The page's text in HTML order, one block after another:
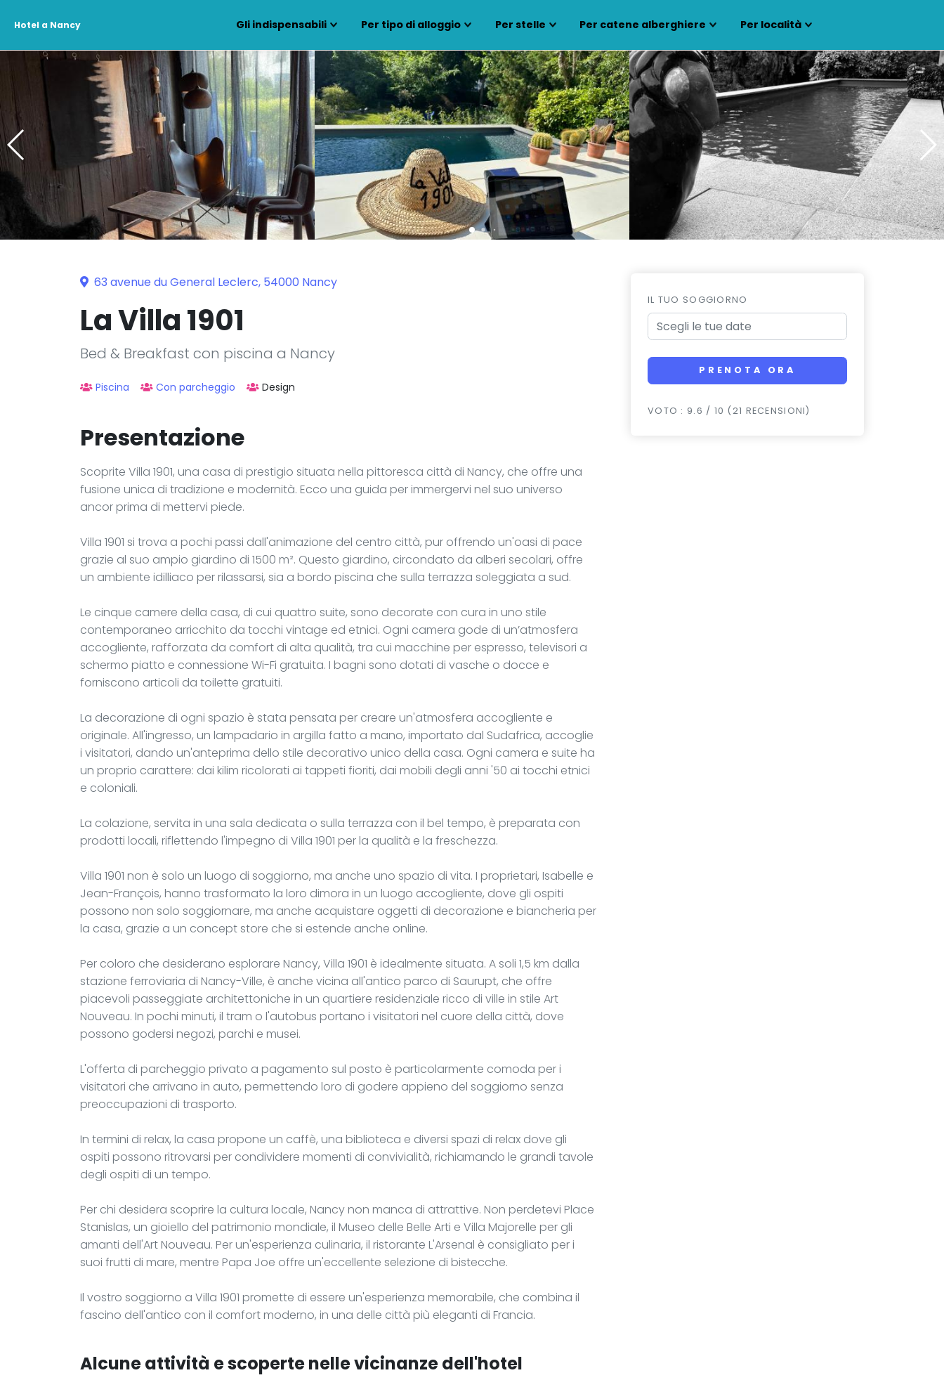
Hotel a Nancy Gli indispensabili Per tipo di alloggio Per stelle Per catene alberghiere Per località
63 avenue du General Leclerc, 54000 Nancy
La Villa 1901
Bed & Breakfast con piscina a Nancy
Piscina Con parcheggio Design
Presentazione
Scoprite Villa 1901, una casa di prestigio situata nella pittoresca città di Nancy, che offre una
fusione unica di tradizione e modernità. Ecco una guida per immergervi nel suo universo
ancor prima di mettervi piede.
Villa 1901 si trova a pochi passi dall'animazione del centro città, pur offrendo un'oasi di pace
grazie al suo ampio giardino di 1500 m². Questo giardino, circondato da alberi secolari, offre
un ambiente idilliaco per rilassarsi, sia a bordo piscina che sulla terrazza soleggiata a sud.
Le cinque camere della casa, di cui quattro suite, sono decorate con cura in uno stile
contemporaneo arricchito da tocchi vintage ed etnici. Ogni camera gode di un’atmosfera
accogliente, rafforzata da comfort di alta qualità, tra cui macchine per espresso, televisori a
schermo piatto e connessione Wi-Fi gratuita. I bagni sono dotati di vasche o docce e
forniscono articoli da toilette gratuiti.
La decorazione di ogni spazio è stata pensata per creare un'atmosfera accogliente e
originale. All'ingresso, un lampadario in argilla fatto a mano, importato dal Sudafrica, accoglie
i visitatori, dando un'anteprima dello stile decorativo unico della casa. Ogni camera e suite ha
un proprio carattere: dai kilim ricolorati ai tappeti fioriti, dai mobili degli anni '50 ai tocchi etnici
e coloniali.
La colazione, servita in una sala dedicata o sulla terrazza con il bel tempo, è preparata con
prodotti locali, riflettendo l'impegno di Villa 1901 per la qualità e la freschezza.
Villa 1901 non è solo un luogo di soggiorno, ma anche uno spazio di vita. I proprietari, Isabelle e
Jean-François, hanno trasformato la loro dimora in un luogo accogliente, dove gli ospiti
possono non solo soggiornare, ma anche acquistare oggetti di decorazione e biancheria per
la casa, grazie a un concept store che si estende anche online.
Per coloro che desiderano esplorare Nancy, Villa 1901 è idealmente situata. A soli 1,5 km dalla
stazione ferroviaria di Nancy-Ville, è anche vicina all'antico parco di Saurupt, che offre
piacevoli passeggiate architettoniche in un quartiere residenziale ricco di ville in stile Art
Nouveau. In pochi minuti, il tram o l'autobus portano i visitatori nel cuore della città, dove
possono godersi negozi, parchi e musei.
L'offerta di parcheggio privato a pagamento sul posto è particolarmente comoda per i
visitatori che arrivano in auto, permettendo loro di godere appieno del soggiorno senza
preoccupazioni di trasporto.
In termini di relax, la casa propone un caffè, una biblioteca e diversi spazi di relax dove gli
ospiti possono ritrovarsi per condividere momenti di convivialità, richiamando le grandi tavole
degli ospiti di un tempo.
Per chi desidera scoprire la cultura locale, Nancy non manca di attrattive. Non perdetevi Place
Stanislas, un gioiello del patrimonio mondiale, il Museo delle Belle Arti e Villa Majorelle per gli
amanti dell'Art Nouveau. Per un'esperienza culinaria, il ristorante L'Arsenal è consigliato per i
suoi frutti di mare, mentre Papa Joe offre un'eccellente selezione di bistecche.
Il vostro soggiorno a Villa 1901 promette di essere un'esperienza memorabile, che combina il
fascino dell'antico con il comfort moderno, in una delle città più eleganti di Francia.
Alcune attività e scoperte nelle vicinanze dell'hotel
IL TUO SOGGIORNO
PRENOTA ORA
VOTO : 9.6 / 10 (21 RECENSIONI)